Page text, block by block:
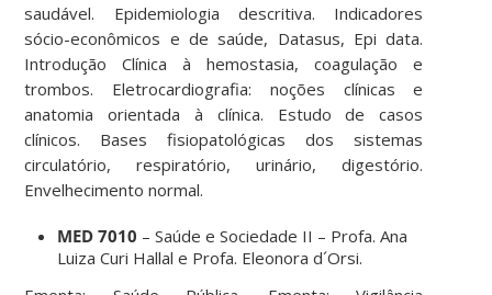
saudável. Epidemiologia descritiva. Indicadores
sócio-econômicos e de saúde, Datasus, Epi data.
Introdução Clínica à hemostasia, coagulação e
trombos. Eletrocardiografia: noções clínicas e
anatomia orientada à clínica. Estudo de casos
clínicos. Bases fisiopatológicas dos sistemas
circulatório, respiratório, urinário, digestório.
Envelhecimento normal.
MED 7010 – Saúde e Sociedade II – Profa. Ana
Luiza Curi Hallal e Profa. Eleonora d´Orsi.